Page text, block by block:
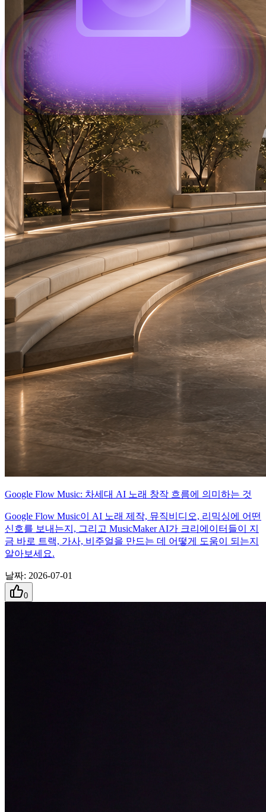
Google Flow Music: 차세대 AI 노래 창작 흐름에 의미하는 것
Google Flow Music이 AI 노래 제작, 뮤직비디오, 리믹싱에 어떤
신호를 보내는지, 그리고 MusicMaker AI가 크리에이터들이 지
금 바로 트랙, 가사, 비주얼을 만드는 데 어떻게 도움이 되는지
알아보세요.
날짜: 2026-07-01
0